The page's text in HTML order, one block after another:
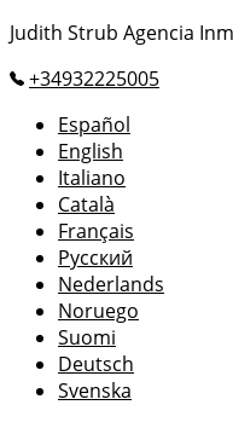
Judith Strub Agencia
+34932225005
Español
English
Italiano
Català
Français
Русский
Nederlands
Noruego
Suomi
Deutsch
Svenska